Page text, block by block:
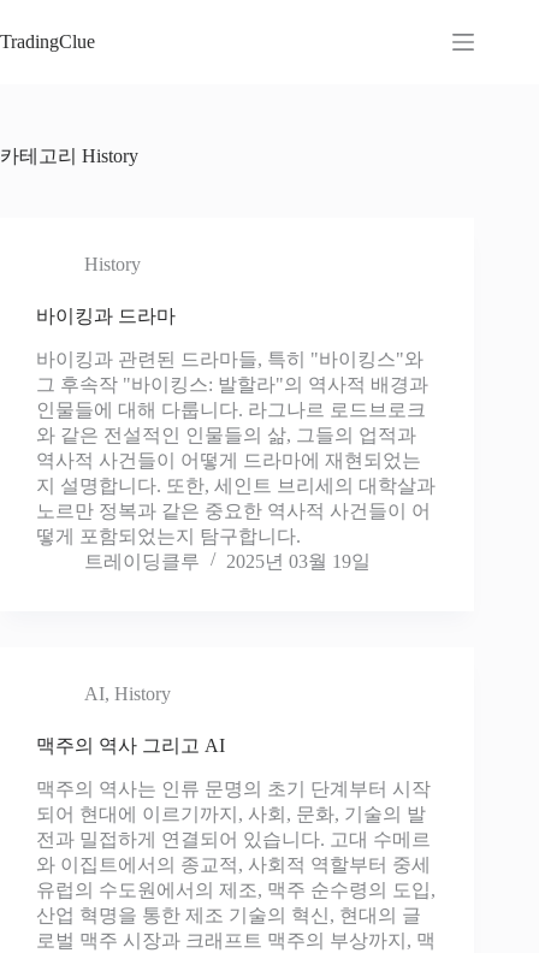
문
뛰
TradingClue
카테고리 History
History
바이킹과 드라마
바이킹과 관련된 드라마들, 특히 "바이킹스"와
그 후속작 "바이킹스: 발할라"의 역사적 배경과
인물들에 대해 다룹니다. 라그나르 로드브로크
와 같은 전설적인 인물들의 삶, 그들의 업적과
역사적 사건들이 어떻게 드라마에 재현되었는
지 설명합니다. 또한, 세인트 브리세의 대학살과
노르만 정복과 같은 중요한 역사적 사건들이 어
떻게 포함되었는지 탐구합니다.
트레이딩클루
2025년 03월 19일
AI, History
맥주의 역사 그리고 AI
맥주의 역사는 인류 문명의 초기 단계부터 시작
되어 현대에 이르기까지, 사회, 문화, 기술의 발
전과 밀접하게 연결되어 있습니다. 고대 수메르
와 이집트에서의 종교적, 사회적 역할부터 중세
유럽의 수도원에서의 제조, 맥주 순수령의 도입,
산업 혁명을 통한 제조 기술의 혁신, 현대의 글
로벌 맥주 시장과 크래프트 맥주의 부상까지, 맥